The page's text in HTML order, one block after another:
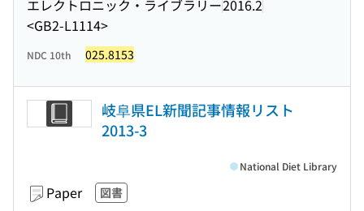
エレクトロニック・ライブラリー2016.2
<GB2-L1114>
NDC 10th 025.8153
岐阜県EL新聞記事情報リスト
2013-3
Paper 図書
National Diet Library